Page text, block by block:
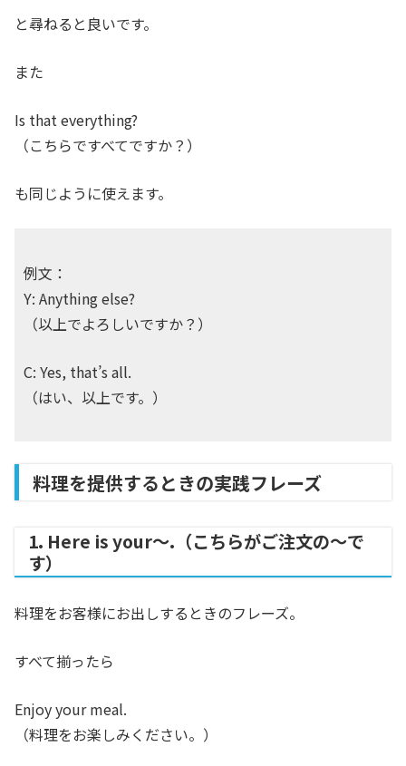
と尋ねると良いです。
また
Is that everything?
（こちらですべてですか？）
も同じように使えます。
例文：
Y: Anything else?
（以上でよろしいですか？）
C: Yes, that’s all.
（はい、以上です。）
料理を提供するときの実践フレーズ
1. Here is your〜.（こちらがご注文の～で
す）
料理をお客様にお出しするときのフレーズ。
すべて揃ったら
Enjoy your meal.
（料理をお楽しみください。）